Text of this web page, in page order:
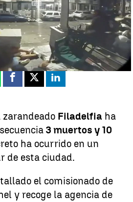
2025, 10:19
Facebook
X Linkedin
zarandeado Filadelfia ha
3 muertos y 10
ha ocurrido en un
de esta ciudad.
el comisionado de
y recoge la agencia de